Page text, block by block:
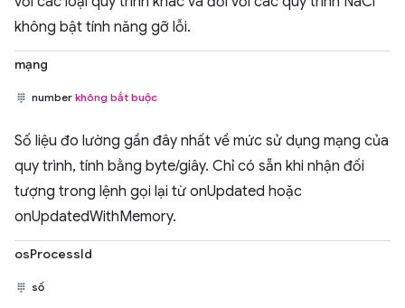
không bật tính năng gỡ lỗi.
mạng
number không bắt buộc
Số liệu đo lường gần đây nhất về mức sử dụng mạng của
quy trình, tính bằng byte/giây. Chỉ có sẵn khi nhận đối
tượng trong lệnh gọi lại từ onUpdated hoặc
onUpdatedWithMemory.
osProcessId
số